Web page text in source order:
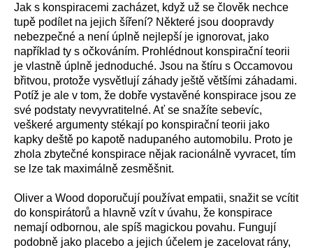
Jak s konspiracemi zacházet, když už se člověk nechce
tupě podílet na jejich šíření? Některé jsou doopravdy
nebezpečné a není úplně nejlepší je ignorovat, jako
například ty s očkováním. Prohlédnout konspirační teorii
je vlastně úplně jednoduché. Jsou na štíru s Occamovou
břitvou, protože vysvětlují záhady ještě většími záhadami.
Potíž je ale v tom, že dobře vystavěné konspirace jsou ze
své podstaty nevyvratitelné. Ať se snažíte sebevíc,
veškeré argumenty stékají po konspirační teorii jako
kapky deště po kapotě nadupaného automobilu. Proto je
zhola zbytečné konspirace nějak racionálně vyvracet, tím
se lze tak maximálně zesměšnit.
Oliver a Wood doporučují používat empatii, snažit se vcítit
do konspirátorů a hlavně vzít v úvahu, že konspirace
nemají odbornou, ale spíš magickou povahu. Fungují
podobně jako placebo a jejich účelem je zacelovat rány,